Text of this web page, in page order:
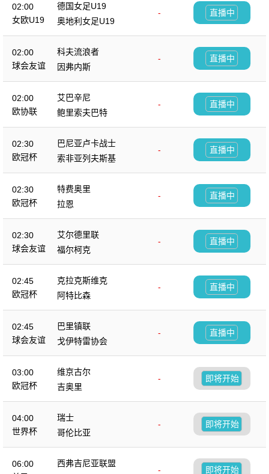
02:00
女欧U19
德国女足U19
-
奥地利女足U19
直播中
02:00
球会友谊
科夫流浪者
-
因弗内斯
直播中
02:00
欧协联
艾巴辛尼
-
鲍里索夫巴特
直播中
02:30
欧冠杯
巴尼亚卢卡战士
-
索非亚列夫斯基
直播中
02:30
欧冠杯
特费奥里
-
拉恩
直播中
02:30
球会友谊
艾尔德里联
-
福尔柯克
直播中
02:45
欧冠杯
克拉克斯维克
-
阿特比森
直播中
02:45
球会友谊
巴里镇联
-
戈伊特雷协会
直播中
03:00
欧冠杯
维京古尔
-
吉奥里
即将开始
04:00
世界杯
瑞士
-
哥伦比亚
即将开始
06:00
西弗吉尼亚联盟
-
即将开始